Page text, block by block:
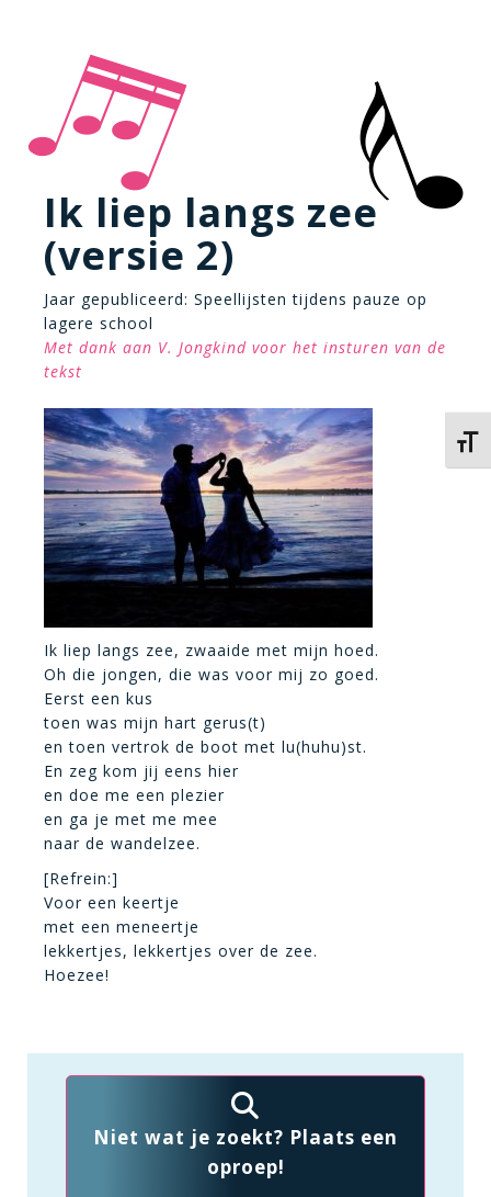
Ik liep langs zee
(versie 2)
Jaar gepubliceerd: Speellijsten tijdens pauze op
lagere school
Met dank aan V. Jongkind voor het insturen van de
tekst
Ik liep langs zee, zwaaide met mijn hoed.
Oh die jongen, die was voor mij zo goed.
Eerst een kus
toen was mijn hart gerus(t)
en toen vertrok de boot met lu(huhu)st.
En zeg kom jij eens hier
en doe me een plezier
en ga je met me mee
naar de wandelzee.
[Refrein:]
Voor een keertje
met een meneertje
lekkertjes, lekkertjes over de zee.
Hoezee!
Niet wat je zoekt? Plaats een
oproep!